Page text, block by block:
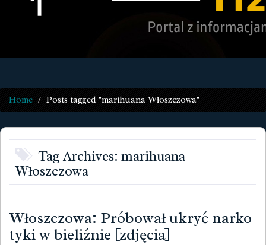
Home Posts tagged "marihuana Włoszczowa"
Tag Archives: marihuana
Włoszczowa
Włoszczowa: Próbował ukryć narko
tyki w bieliźnie [zdjęcia]